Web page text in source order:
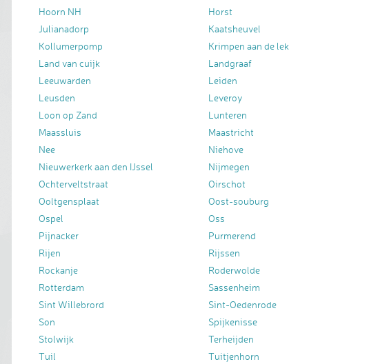
Hoorn NH
Horst
Julianadorp
Kaatsheuvel
Kollumerpomp
Krimpen aan de lek
Land van cuijk
Landgraaf
Leeuwarden
Leiden
Leusden
Leveroy
Loon op Zand
Lunteren
Maassluis
Maastricht
Nee
Niehove
Nieuwerkerk aan den IJssel
Nijmegen
Ochterveltstraat
Oirschot
Ooltgensplaat
Oost-souburg
Ospel
Oss
Pijnacker
Purmerend
Rijen
Rijssen
Rockanje
Roderwolde
Rotterdam
Sassenheim
Sint Willebrord
Sint-Oedenrode
Son
Spijkenisse
Stolwijk
Terheijden
Tuil
Tuitjenhorn